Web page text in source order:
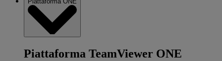
Piattaforma TeamViewer ONE